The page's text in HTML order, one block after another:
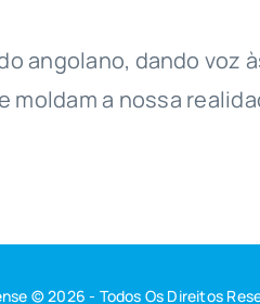
angolano, dando voz
moldam a nossa
© 2026 - Todos Os Direitos